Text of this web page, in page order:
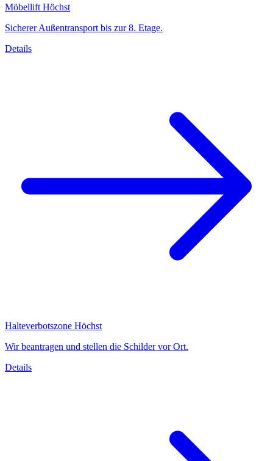
Möbellift Höchst
Sicherer Außentransport bis zur 8. Etage.
Details
Halteverbotszone Höchst
Wir beantragen und stellen die Schilder vor Ort.
Details